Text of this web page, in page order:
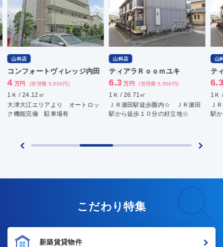
山科店
ティアラＲｏｏｍユキ
6.3 万円 (管理費 5,500円)
1Ｋ / 26.71㎡
ＪＲ瀬田駅徒歩圏内☆ ＪＲ瀬田
駅から徒歩１０分の好立地☆
山科店
ティアラＲｏｏｍユキ
6.3 万円 (管理費 5,500円)
1Ｋ / 26.71㎡
ＪＲ瀬田駅徒歩圏内☆ ＪＲ瀬田
駅から徒歩１０分の好立地☆
山
モ
1Ｋ
大
保
こだわり特集
新築賃貸物件